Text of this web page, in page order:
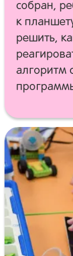
собран,
к
решить,
алгоритм